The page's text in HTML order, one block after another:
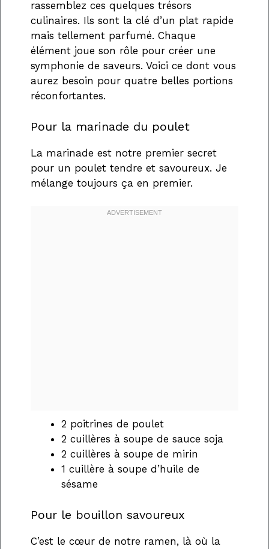
rassemblez ces quelques trésors
culinaires. Ils sont la clé d’un plat rapide
mais tellement parfumé. Chaque
élément joue son rôle pour créer une
symphonie de saveurs. Voici ce dont vous
aurez besoin pour quatre belles portions
réconfortantes.
Pour la marinade du poulet
La marinade est notre premier secret
pour un poulet tendre et savoureux. Je
mélange toujours ça en premier.
2 poitrines de poulet
2 cuillères à soupe de sauce soja
2 cuillères à soupe de mirin
1 cuillère à soupe d’huile de
sésame
Pour le bouillon savoureux
C’est le cœur de notre ramen, là où la